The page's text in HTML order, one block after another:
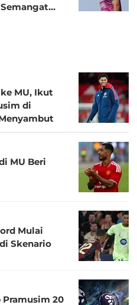
MU, Ikut
di
MU Beri
Mulai
Skenario
Pramusim 20